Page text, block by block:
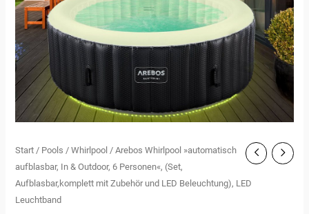
Start / Pools /Whirlpool / Arebos Whirlpool »automatisch
aufblasbar, In & Outdoor, 6 Personen«, (Set,
Aufblasbar,komplett mit Zubehör und LED Beleuchtung), LED
Leuchtband